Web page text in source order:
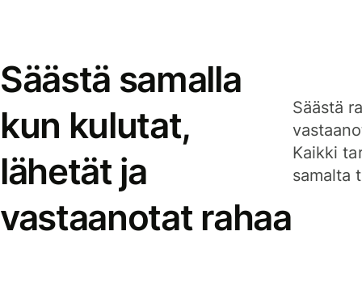
Säästä samalla
kun kulutat,
lähetät ja
vastaanotat rahaa
Säästä
Kaikki
samalta